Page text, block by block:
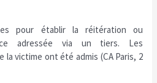
pour établir la réitération ou
adressée via un tiers. Les
la victime ont été admis (CA Paris, 2